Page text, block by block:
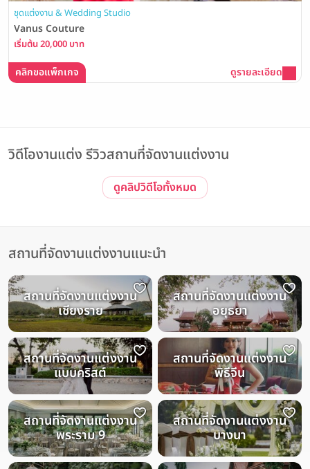
ชุดแต่งงาน & Wedding Studio
Vanus Couture
เริ่มต้น 20,000 บาท
คลิกขอแพ็กเกจ ดูรายละเอียด
วิดีโองานแต่ง รีวิวสถานที่จัดงานแต่งงาน
Event | ประทับใจไม่รู้จบ! รวมภาพบรรยากาศงาน The Magical of
ดูคลิปวิดีโอทั้งหมด
สถานที่จัดงานแต่งงานแนะนำ
สถานที่จัดงานแต่งงาน
เชียงราย
สถานที่จัดงานแต่งงาน
อยุธยา
สถานที่จัดงานแต่งงาน
แบบคริสต์
สถานที่จัดงานแต่งงาน
พิธีจีน
สถานที่จัดงานแต่งงาน
พระราม 9
สถานที่จัดงานแต่งงาน
บางนา